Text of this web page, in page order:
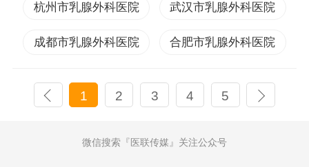
杭州市乳腺外科医院 武汉市乳腺外科医院
成都市乳腺外科医院 合肥市乳腺外科医院
1 2 3 4 5
微信搜索 医联传媒 关注公众号